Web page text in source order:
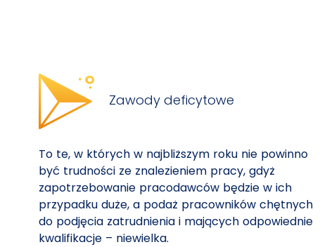
Zawody deficytowe
To te, w których w najbliższym roku nie powinno
być trudności ze znalezieniem pracy, gdyż
zapotrzebowanie pracodawców będzie w ich
przypadku duże, a podaż pracowników chętnych
do podjęcia zatrudnienia i mających odpowiednie
kwalifikacje – niewielka.